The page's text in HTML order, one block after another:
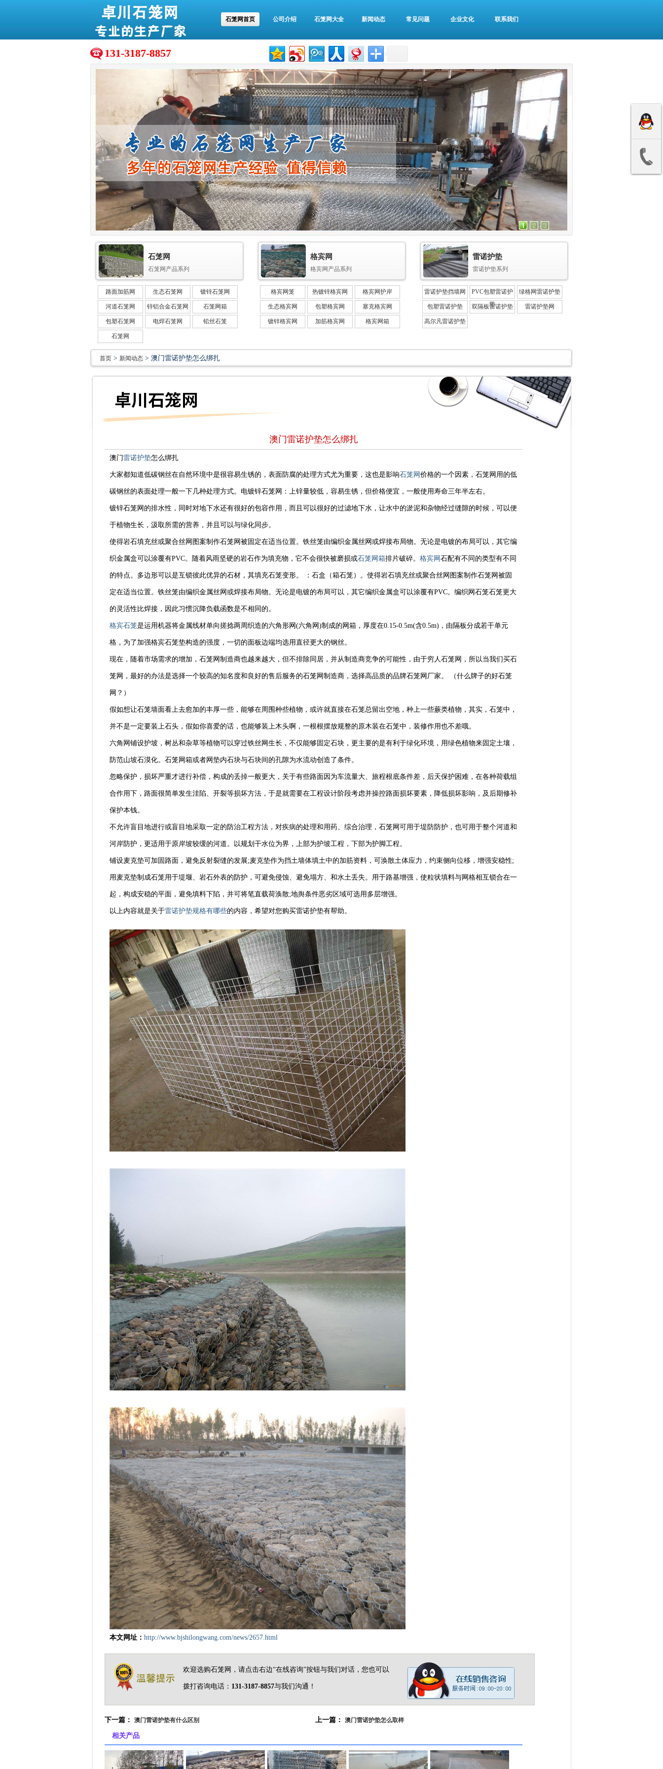
石笼网首页 公司介绍 石笼网大全 新闻动态 常见问题 企业文化 联系我们
131-3187-8857
石笼网
石笼网产品系列
路面加筋网 生态石笼网 镀锌石笼网
河道石笼网 锌铝合金石笼网 石笼网箱
包塑石笼网 电焊石笼网 铅丝石笼
石笼网
格宾网
格宾网产品系列
格宾网笼 热镀锌格宾网 格宾网护岸
生态格宾网 包塑格宾网 塞克格宾网
镀锌格宾网 加筋格宾网 格宾网箱
雷诺护垫
雷诺护垫系列
雷诺护垫挡墙网
PVC包塑雷诺护
垫
绿格网雷诺护垫
包塑雷诺护垫 双隔板雷诺护垫 雷诺护垫网
高尔凡雷诺护垫
首页 > 新闻动态 > 澳门雷诺护垫怎么绑扎
澳门雷诺护垫怎么绑扎
澳门雷诺护垫怎么绑扎
大家都知道低碳钢丝在自然环境中是很容易生锈的，表面防腐的处理方式尤为重要，这也是影响石笼网 价格的一个因素，石笼网用的低
碳钢丝的表面处理一般一下几种处理方式。电镀锌石笼网：上锌量较低，容易生锈，但价格便宜，一般使用寿命三年半左右。
镀锌石笼网的排水性，同时对地下水还有很好的包容作用，而且可以很好的过滤地下水，让水中的淤泥和杂物经过缝隙的时候，可以便
于植物生长，汲取所需的营养，并且可以与绿化同步。
使得岩石填充丝或聚合丝网图案制作石笼网被固定在适当位置。铁丝笼由编织金属丝网或焊接布局物。无论是电镀的布局可以，其它编
织金属盒可以涂覆有PVC。随着风雨坚硬的岩石作为填充物，它不会很快被磨损或石笼网箱排片破碎。 格宾网 石配有不同的类型有不同
的特点。多边形可以是互锁彼此优异的石材，其填充石笼变形。 ：石盒（箱石笼）。使得岩石填充丝或聚合丝网图案制作石笼网被固
定在适当位置。铁丝笼由编织金属丝网或焊接布局物。无论是电镀的布局可以，其它编织金属盒可以涂覆有PVC。编织网石笼石笼更大
的灵活性比焊接，因此习惯沉降负载函数是不相同的。
格宾石笼是运用机器将金属线材单向搓捻两周织造的六角形网(六角网)制成的网箱，厚度在0.15-0.5m(含0.5m)，由隔板分成若干单元
格，为了加强格宾石笼垫构造的强度，一切的面板边端均选用直径更大的钢丝。
现在，随着市场需求的增加，石笼网制造商也越来越大，但不排除同居，并从制造商竞争的可能性，由于穷人石笼网，所以当我们买石
笼网，最好的办法是选择一个较高的知名度和良好的售后服务的石笼网制造商，选择高品质的品牌石笼网厂家。 （什么牌子的好石笼
网？）
假如想让石笼墙面看上去愈加的丰厚一些，能够在周围种些植物，或许就直接在石笼总留出空地，种上一些蕨类植物，其实，石笼中，
并不是一定要装上石头，假如你喜爱的话，也能够装上木头啊，一根根摆放规整的原木装在石笼中，装修作用也不差哦。
六角网铺设护坡，树丛和杂草等植物可以穿过铁丝网生长，不仅能够固定石块，更主要的是有利于绿化环境，用绿色植物来固定土壤，
防范山坡石漠化。石笼网箱或者网垫内石块与石块间的孔隙为水流动创造了条件。
忽略保护，损坏严重才进行补偿，构成的丢掉一般更大，关于有些路面因为车流量大、旅程根底条件差，后天保护困难，在各种荷载组
合作用下，路面很简单发生洼陷、开裂等损坏方法，于是就需要在工程设计阶段考虑并操控路面损坏要素，降低损坏影响，及后期修补
保护本钱。
不允许盲目地进行或盲目地采取一定的防治工程方法，对疾病的处理和用药、综合治理，石笼网可用于堤防防护，也可用于整个河道和
河岸防护，更适用于原岸坡较缓的河道。以规划干水位为界，上部为护坡工程，下部为护脚工程。
铺设麦克垫可加固路面，避免反射裂缝的发展;麦克垫作为挡土墙体填土中的加筋资料，可涣散土体应力，约束侧向位移，增强安稳性;
用麦克垫制成石笼用于堤堰、岩石外表的防护，可避免侵蚀、避免塌方、和水土丢失。用于路基增强，使粒状填料与网格相互锁合在一
起，构成安稳的平面，避免填料下陷，并可将笔直载荷涣散;地舆条件恶劣区域可选用多层增强。
以上内容就是关于雷诺护垫规格有哪些的内容，希望对您购买雷诺护垫有帮助。
本文网址： http://www.bjshilongwang.com/news/2657.html
欢迎选购石笼网，请点击右边“在线咨询”按钮与我们对话，您也可以
拨打咨询电话： 131-3187-8857与我们沟通！
下一篇： 澳门雷诺护垫有什么区别 上一篇： 澳门雷诺护垫怎么取样
相关产品